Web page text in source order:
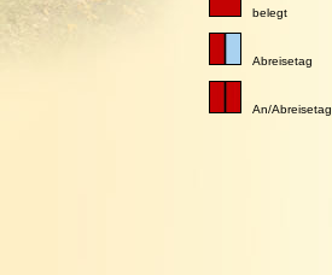
belegt
Abreisetag
An/Abreisetag